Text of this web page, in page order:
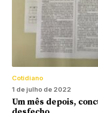
Cotidiano
1 de julho de 2022
Um mês depois,